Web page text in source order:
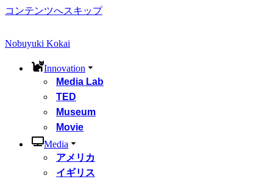
コンテンツへスキップ
Nobuyuki Kokai
Innovation
Media Lab
TED
Museum
Movie
Media
アメリカ
イギリス